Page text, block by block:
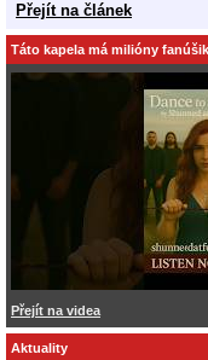
Přejít na článek
Táto kapela má milióny
Přejít na videa
Aktuality